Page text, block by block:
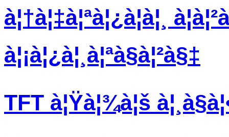
à¦†à¦‡à¦ªà¦¿à¦à¦¸
à¦¡à¦¿à¦¸à¦ªà§à¦²à§‡
TFT à¦Ÿà¦¾à¦š